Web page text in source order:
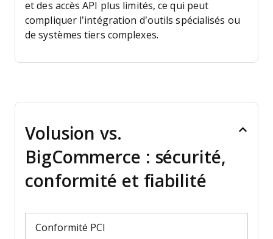
et des accès API plus limités, ce qui peut
compliquer l’intégration d’outils spécialisés ou
de systèmes tiers complexes.
Volusion vs.
BigCommerce : sécurité,
conformité et fiabilité
Conformité PCI